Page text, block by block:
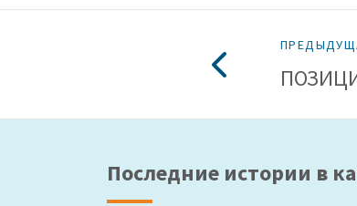
Последние истории в